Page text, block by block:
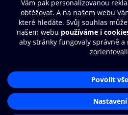
Další zábava
© O2 Czech Republic a.s.
Přístupnost
Zásady zpracování osobních údajů
Čti a
audioknihy